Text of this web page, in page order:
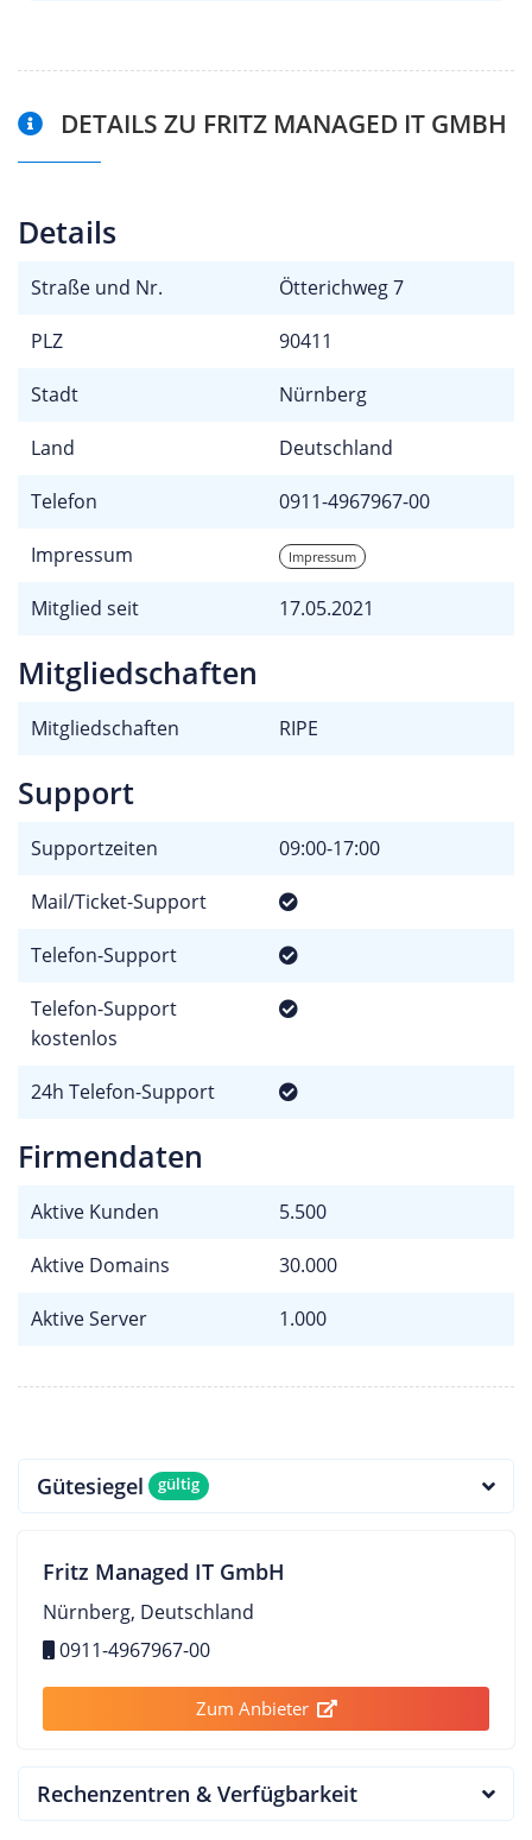
DETAILS ZU FRITZ MANAGED IT GMBH
Details
Straße und Nr. Ötterichweg 7
PLZ 90411
Stadt Nürnberg
Land Deutschland
Telefon 0911-4967967-00
Impressum Impressum
Mitglied seit 17.05.2021
Mitgliedschaften
Mitgliedschaften RIPE
Support
Supportzeiten 09:00-17:00
Mail/Ticket-Support
Telefon-Support
Telefon-Support
kostenlos
24h Telefon-Support
Firmendaten
Aktive Kunden 5.500
Aktive Domains 30.000
Aktive Server 1.000
Gütesiegel gültig
Fritz Managed IT GmbH
Nürnberg, Deutschland
0911-4967967-00
Zum Anbieter
Rechenzentren & Verfügbarkeit